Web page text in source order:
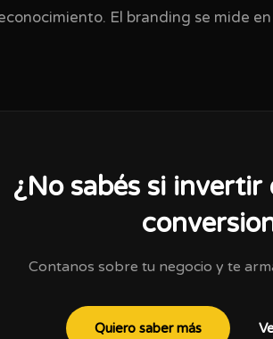
El branding se mide
¿No sabés si invertir
Contanos sobre tu negocio y te
Quiero saber más